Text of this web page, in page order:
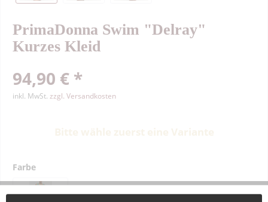
PrimaDonna Swim "Delray"
Kurzes Kleid
94,90 € *
inkl. MwSt. zzgl. Versandkosten
Farbe